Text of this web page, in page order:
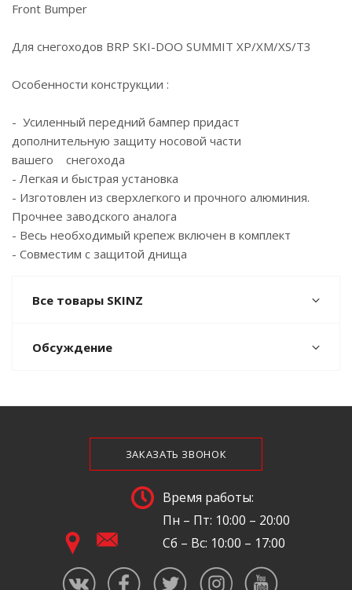
Front Bumper
Для снегоходов BRP SKI-DOO SUMMIT XP/XM/XS/T3
Особенности конструкции :
- Усиленный передний бампер придаст
дополнительную защиту носовой части
вашего снегохода
- Легкая и быстрая установка
- Изготовлен из сверхлегкого и прочного алюминия.
Прочнее заводского аналога
- Весь необходимый крепеж включен в комплект
- Совместим с защитой днища
Все товары SKINZ
Обсуждение
ЗАКАЗАТЬ ЗВОНОК
Время работы:
Пн – Пт: 10:00 – 20:00
Сб – Вс: 10:00 – 17:00